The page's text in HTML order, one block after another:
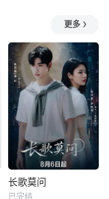
更多
长歌莫问
已完结